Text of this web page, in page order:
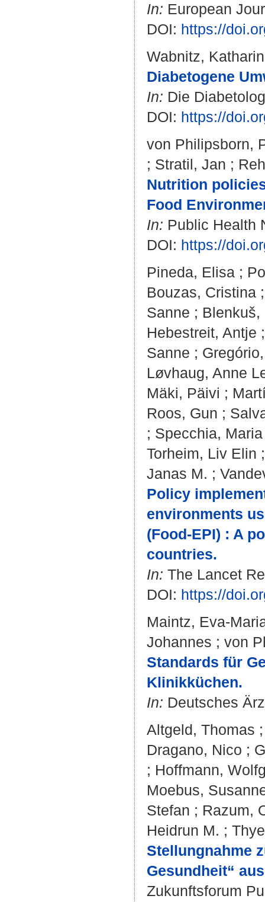
In: European
DOI: https://
Wabnitz,
Diabetogene
In: Die
DOI: https://
von Philipsborn,
; Stratil, Jan ;
Nutrition
Food
In: Public Health
DOI: https://
Pineda, Elisa ;
Bouzas, Cristina
Sanne ;
Hebestreit, Antje
Sanne ;
Løvhaug, Anne
Mäki, Päivi ;
Roos, Gun ;
; Specchia,
Torheim, Liv Elin
Janas M. ;
Policy
environments
(Food-EPI) : A
countries.
In: The Lancet
DOI: https://
Maintz, Eva-
Johannes ; von
Standards für
Klinikküchen.
In: Deutsches
Altgeld, Thomas
Dragano, Nico ;
; Hoffmann,
Moebus,
Stefan ; Razum,
Heidrun M. ;
Stellungnahme
Gesundheit“
Zukunftsforum